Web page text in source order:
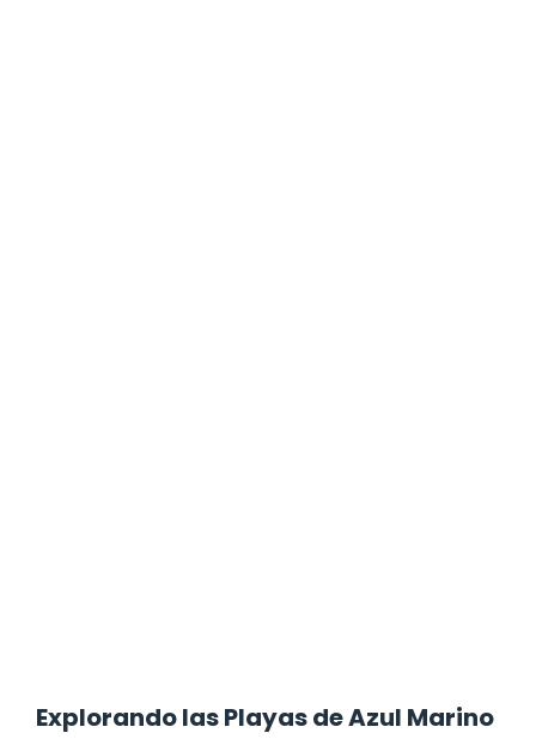
Explorando las Playas de Azul Marino